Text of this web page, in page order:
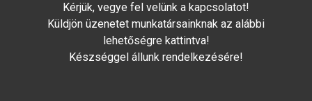
Kérjük, vegye fel velünk a kapcsolatot!
Küldjön üzenetet munkatársainknak az alábbi
lehetőségre kattintva!
Készséggel állunk rendelkezésére!